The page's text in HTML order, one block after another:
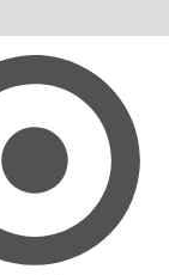
letto doppio,
e letto
doccia, ampio
pranzare.